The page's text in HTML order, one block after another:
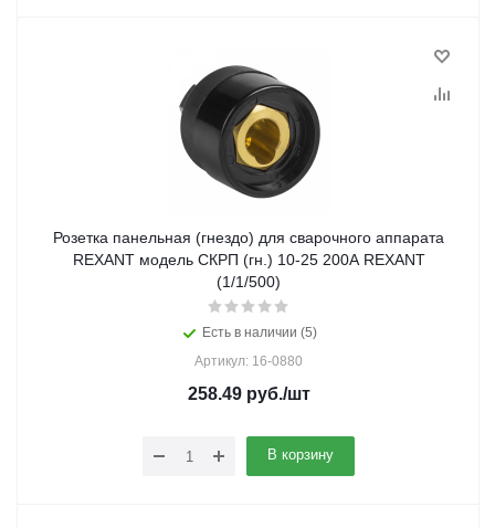
Розетка панельная (гнездо) для сварочного аппарата
REXANT модель СКРП (гн.) 10-25 200А REXANT
(1/1/500)
Есть в наличии (5)
Артикул: 16-0880
258.49руб./шт
В корзину